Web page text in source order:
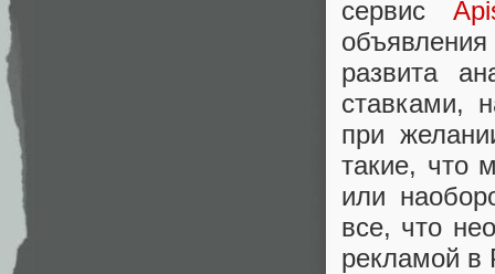
сервис
развита
ставками,
при
такие, что
или
все, что
рекламой в